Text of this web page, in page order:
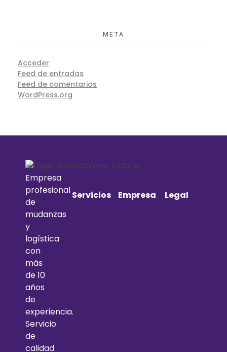
META
Acceder
Feed de entradas
Feed de comentarios
WordPress.org
Empresa
profesional
de
mudanzas
y
logística
con
más
de 10
años
de
experiencia.
Servicio
de
calidad
Servicios Empresa Legal